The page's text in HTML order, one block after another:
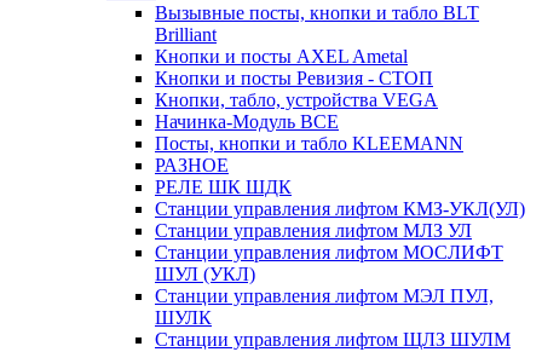
Вызывные посты, кнопки и табло BLT
Brilliant
Кнопки и посты AXEL Ametal
Кнопки и посты Ревизия - СТОП
Кнопки, табло, устройства VEGA
Начинка-Модуль ВСЕ
Посты, кнопки и табло KLEEMANN
РАЗНОЕ
РЕЛЕ ШК ШДК
Станции управления лифтом КМЗ-УКЛ(УЛ)
Станции управления лифтом МЛЗ УЛ
Станции управления лифтом МОСЛИФТ
ШУЛ (УКЛ)
Станции управления лифтом МЭЛ ПУЛ,
ШУЛК
Станции управления лифтом ЩЛЗ ШУЛМ